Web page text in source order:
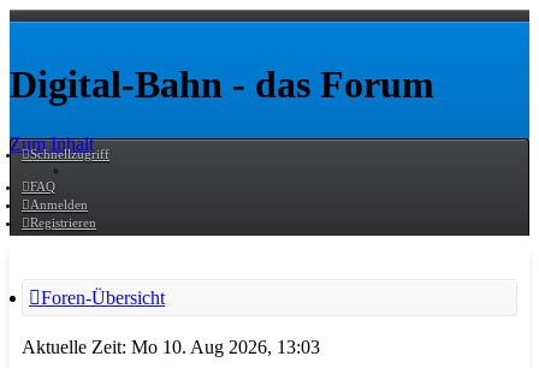
Digital-Bahn - das Forum
Zum Inhalt
Schnellzugriff
FAQ
Anmelden
Registrieren
Foren-Übersicht
Aktuelle Zeit: Mo 10. Aug 2026, 13:03